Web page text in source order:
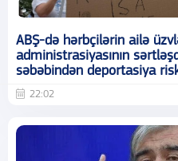
ABŞ-də hərbçilərin ailə
administrasiyasının
səbəbindən deportasiya
22:02